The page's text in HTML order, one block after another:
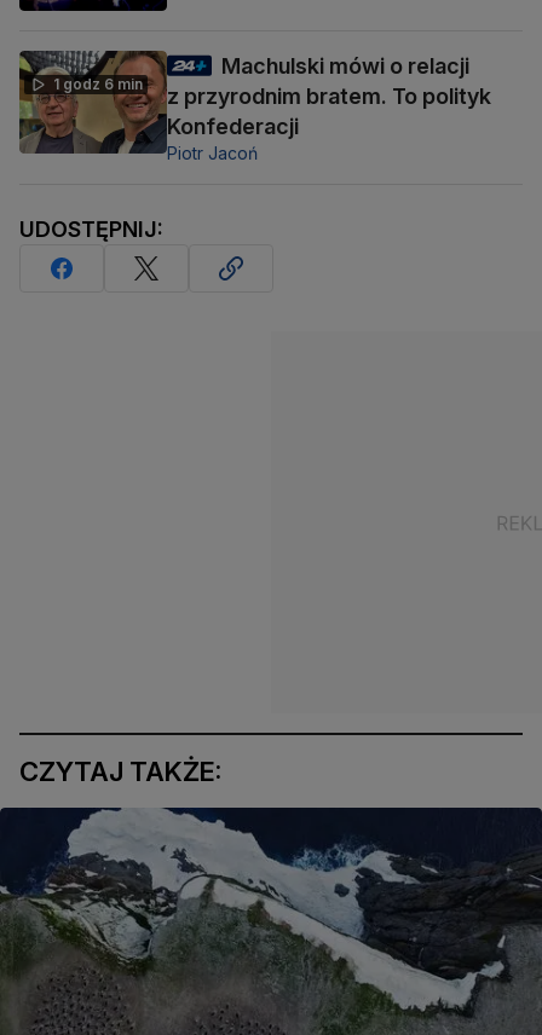
1 godz 6 min
Machulski mówi o relacji
z przyrodnim bratem. To polityk
Konfederacji
Piotr Jacoń
UDOSTĘPNIJ:
CZYTAJ TAKŻE: